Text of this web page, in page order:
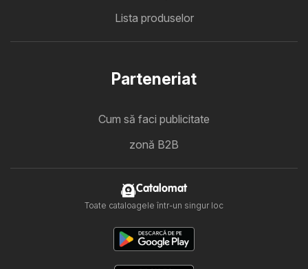
Lista produselor
Parteneriat
Cum să faci publicitate
zonă B2B
Catalomat
Toate cataloagele într-un singur loc